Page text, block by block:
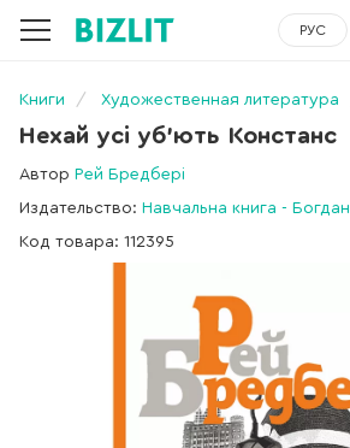
РУС
Книги Художественная литература
Нехай усі уб’ють Констанс
Автор Рей Бредбері
Издательство: Навчальна книга - Богдан
Код товара: 112395